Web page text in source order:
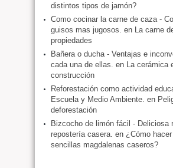
distintos tipos de jamón?
Como cocinar la carne de caza -
guisos mas jugosos. en La carne
propiedades
Bañera o ducha - Ventajas e
cada una de ellas. en La cerámica
construcción
Reforestación como actividad
Escuela y Medio Ambiente. en
deforestación
Bizcocho de limón fácil - Deliciosa
repostería casera. en ¿Cómo
sencillas magdalenas caseros?